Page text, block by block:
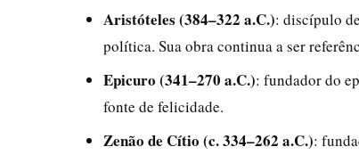
Aristóteles (384–322 a.C.): discípulo
política. Sua obra continua a ser
Epicuro (341–270 a.C.): fundador do
fonte de felicidade.
Zenão de Cítio (c. 334–262 a.C.):